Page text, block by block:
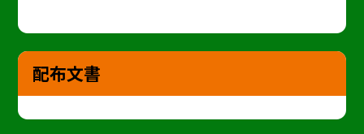
配布文書